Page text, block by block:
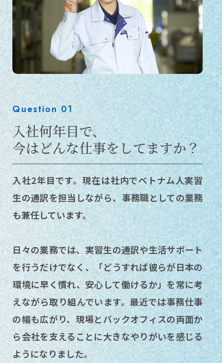
イ
イ
ェ
ン・
総
務
課
（通
訳）
｜
丸
信
製
作
所
Question 01
入社何年目で、
今はどんな仕事をしてますか？
入社2年目です。現在は社内でベトナム人実習
生の通訳を担当しながら、事務職としての業務
も兼任しています。
日々の業務では、実習生の通訳や生活サポート
を行うだけでなく、「どうすれば彼らが日本の
環境に早く慣れ、安心して働けるか」を常に考
えながら取り組んでいます。最近では事務仕事
の幅も広がり、現場とバックオフィスの両面か
ら会社を支えることに大きなやりがいを感じる
ようになりました。